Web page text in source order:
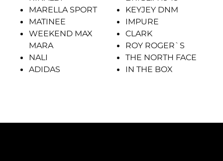
MARELLA SPORT
MATINEE
WEEKEND MAX
MARA
NALI
ADIDAS
KEYJEY DNM
IMPURE
CLARK
ROY ROGER`S
THE NORTH FACE
IN THE BOX